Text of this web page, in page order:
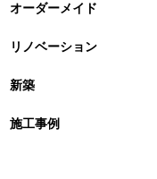
オーダーメイド
リノベーション
新築
施工事例